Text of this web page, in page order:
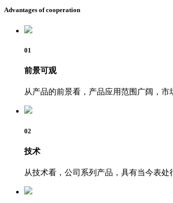
Advantages of cooperation
01
前景可观
从产品的前景看，产品应用范围广阔，
02
技术
从技术看，公司系列产品，具有当今表